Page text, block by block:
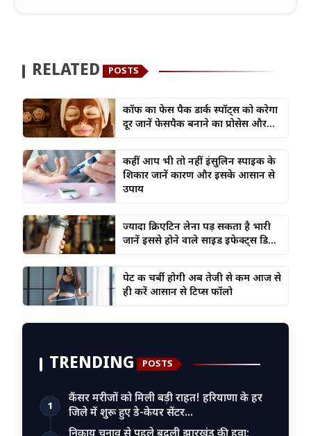
RELATED POSTS
कॉफी का फेस पैक डार्क स्पॉट्स को करेगा
दूर जानें फेसपैक बनाने का प्रोसेस और...
कहीं आप भी तो नहीं इंसुलिन स्पाइक के
शिकार जानें कारण और इसके आसान से
उपाय
ज्यादा क्रिएटिन लेना पड़ सकता है भारी
जानें इससे होने वाले साइड इफेक्ट्स डि...
पेट की चर्बी होगी अब तेजी से कम आज से
ही करें आसान से टिप्स फॉलो
TRENDING POSTS
1
कैंसर मरीजों को मिली बड़ी राहत! हरियाणा के हर
जिले में शुरू हुए डे-केयर सेंटर…